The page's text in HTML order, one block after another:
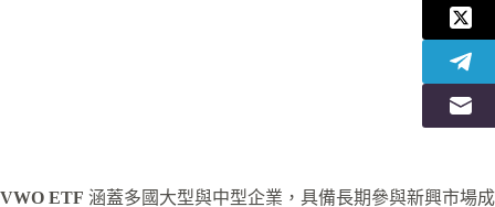
VWO ETF 涵蓋多國大型與中型企業，具備長期參與新興市場